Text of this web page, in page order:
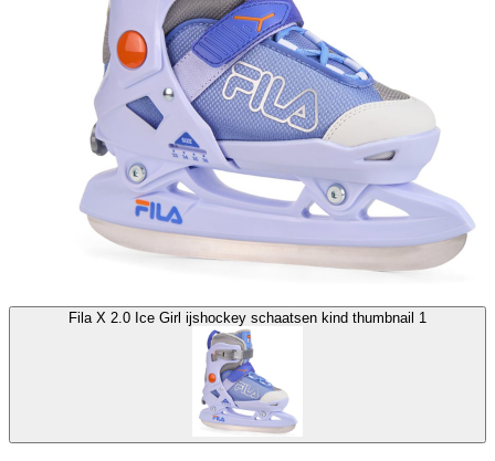
Fila X 2.0 Ice Girl ijshockey schaatsen kind thumbnail 1